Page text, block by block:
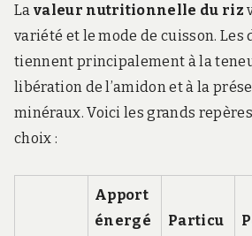
La valeur nutritionnelle du riz
variété et le mode de cuisson. Les
tiennent principalement à la
libération de l’amidon et à la
minéraux. Voici les grands
choix :
Apport
énergé
Particu